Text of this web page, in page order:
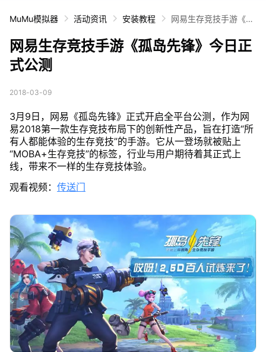
MuMu模拟器 活动资讯 安装教程
网易生存竞技手游《孤
网易生存竞技手游《孤岛先锋》今日正
式公测
2018-03-09
3月9日，网易《孤岛先锋》正式开启全平台公测，作为网
易2018第一款生存竞技布局下的创新性产品，旨在打造“所
有人都能体验的生存竞技”的手游。它从一登场就被贴上
“MOBA+生存竞技”的标签，行业与用户期待着其正式上
线，带来不一样的生存竞技体验。
观看视频： 传送门